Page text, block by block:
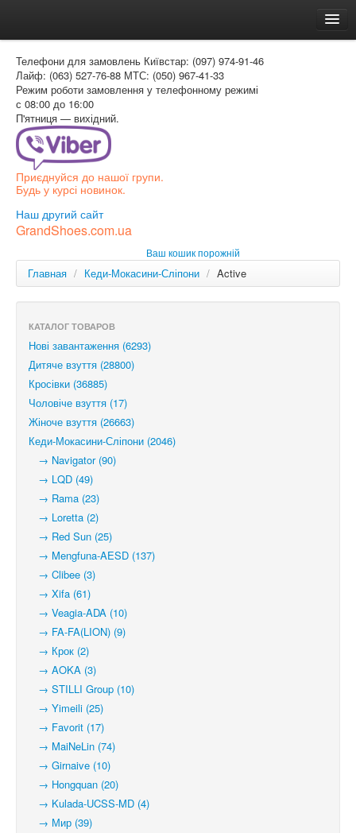
Доставка и оплата
Как заказать
Контакти
Таблиця розмірів
Вхід для покупця
РОС
Телефони для замовлень Київстар: (097) 974-91-46
Лайф: (063) 527-76-88 МТС: (050) 967-41-33
Режим роботи замовлення у телефонному режимі
с 08:00 до 16:00
П'ятниця — вихідний.
Приєднуйся до нашої групи.
Будь у курсі новинок.
Наш другий сайт
GrandShoes.com.ua
Ваш кошик порожній
Главная / Кеди-Мокасини-Сліпони / Active
КАТАЛОГ ТОВАРОВ
Нові завантаження (6293)
Дитяче взуття (28800)
Кросівки (36885)
Чоловіче взуття (17)
Жіноче взуття (26663)
Кеди-Мокасини-Сліпони (2046)
→ Navigator (90)
→ LQD (49)
→ Rama (23)
→ Loretta (2)
→ Red Sun (25)
→ Mengfuna-AESD (137)
→ Clibee (3)
→ Xifa (61)
→ Veagia-ADA (10)
→ FA-FA(LION) (9)
→ Крок (2)
→ AOKA (3)
→ STILLI Group (10)
→ Yimeili (25)
→ Favorit (17)
→ MaiNeLin (74)
→ Girnaive (10)
→ Hongquan (20)
→ Kulada-UCSS-MD (4)
→ Мир (39)